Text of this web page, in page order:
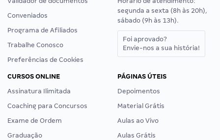
Conveniados
Programa de Afiliados
Trabalhe Conosco
Preferências de Cookies
segunda a sexta (8h às 20h),
sábado (9h às 13h).
Foi aprovado?
Envie-nos a sua história!
CURSOS ONLINE
Assinatura Ilimitada
Coaching para Concursos
Exame de Ordem
Graduação
PÁGINAS ÚTEIS
Depoimentos
Material Grátis
Aulas ao Vivo
Aulas Grátis